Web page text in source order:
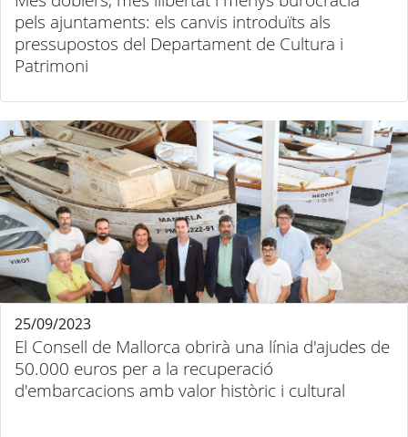
pels ajuntaments: els canvis introduïts als
pressupostos del Departament de Cultura i
Patrimoni
El Consell de Mallorca obrirà una línia d'ajudes de
50.000 euros per a la recuperació
d'embarcacions amb valor històric i cultural
25/09/2023